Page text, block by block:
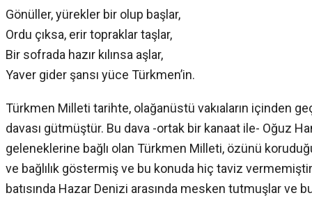
Gönüller, yürekler bir olup başlar,
Ordu çıksa, erir topraklar taşlar,
Bir sofrada hazır kılınsa aşlar,
Yaver gider şansı yüce Türkmen’in.
Türkmen Milleti tarihte, olağanüstü vakıaların içinden
davası gütmüştür. Bu dava -ortak bir kanaat ile- Oğuz
geleneklerine bağlı olan Türkmen Milleti, özünü
ve bağlılık göstermiş ve bu konuda hiç taviz
batısında Hazar Denizi arasında mesken tutmuşlar ve